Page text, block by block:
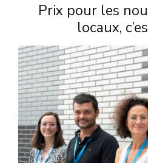
Prix pour les
locaux,